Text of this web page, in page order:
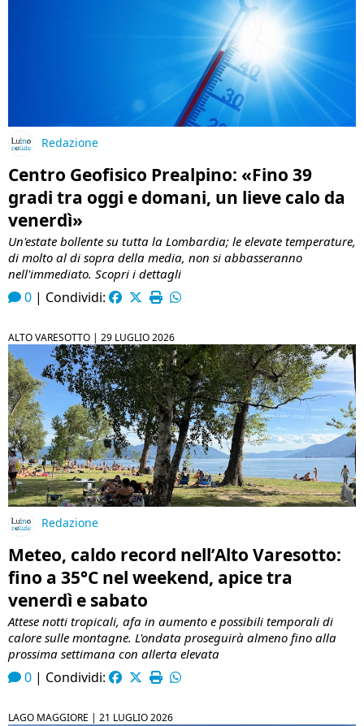
Redazione
Centro Geofisico Prealpino: «Fino 39
gradi tra oggi e domani, un lieve calo da
venerdì»
Un'estate bollente su tutta la Lombardia; le elevate temperature,
di molto al di sopra della media, non si abbasseranno
nell'immediato. Scopri i dettagli
0 | Condividi:
ALTO VARESOTTO | 29 LUGLIO 2026
Redazione
Meteo, caldo record nell’Alto Varesotto:
fino a 35°C nel weekend, apice tra
venerdì e sabato
Attese notti tropicali, afa in aumento e possibili temporali di
calore sulle montagne. L'ondata proseguirà almeno fino alla
prossima settimana con allerta elevata
0 | Condividi:
LAGO MAGGIORE | 21 LUGLIO 2026